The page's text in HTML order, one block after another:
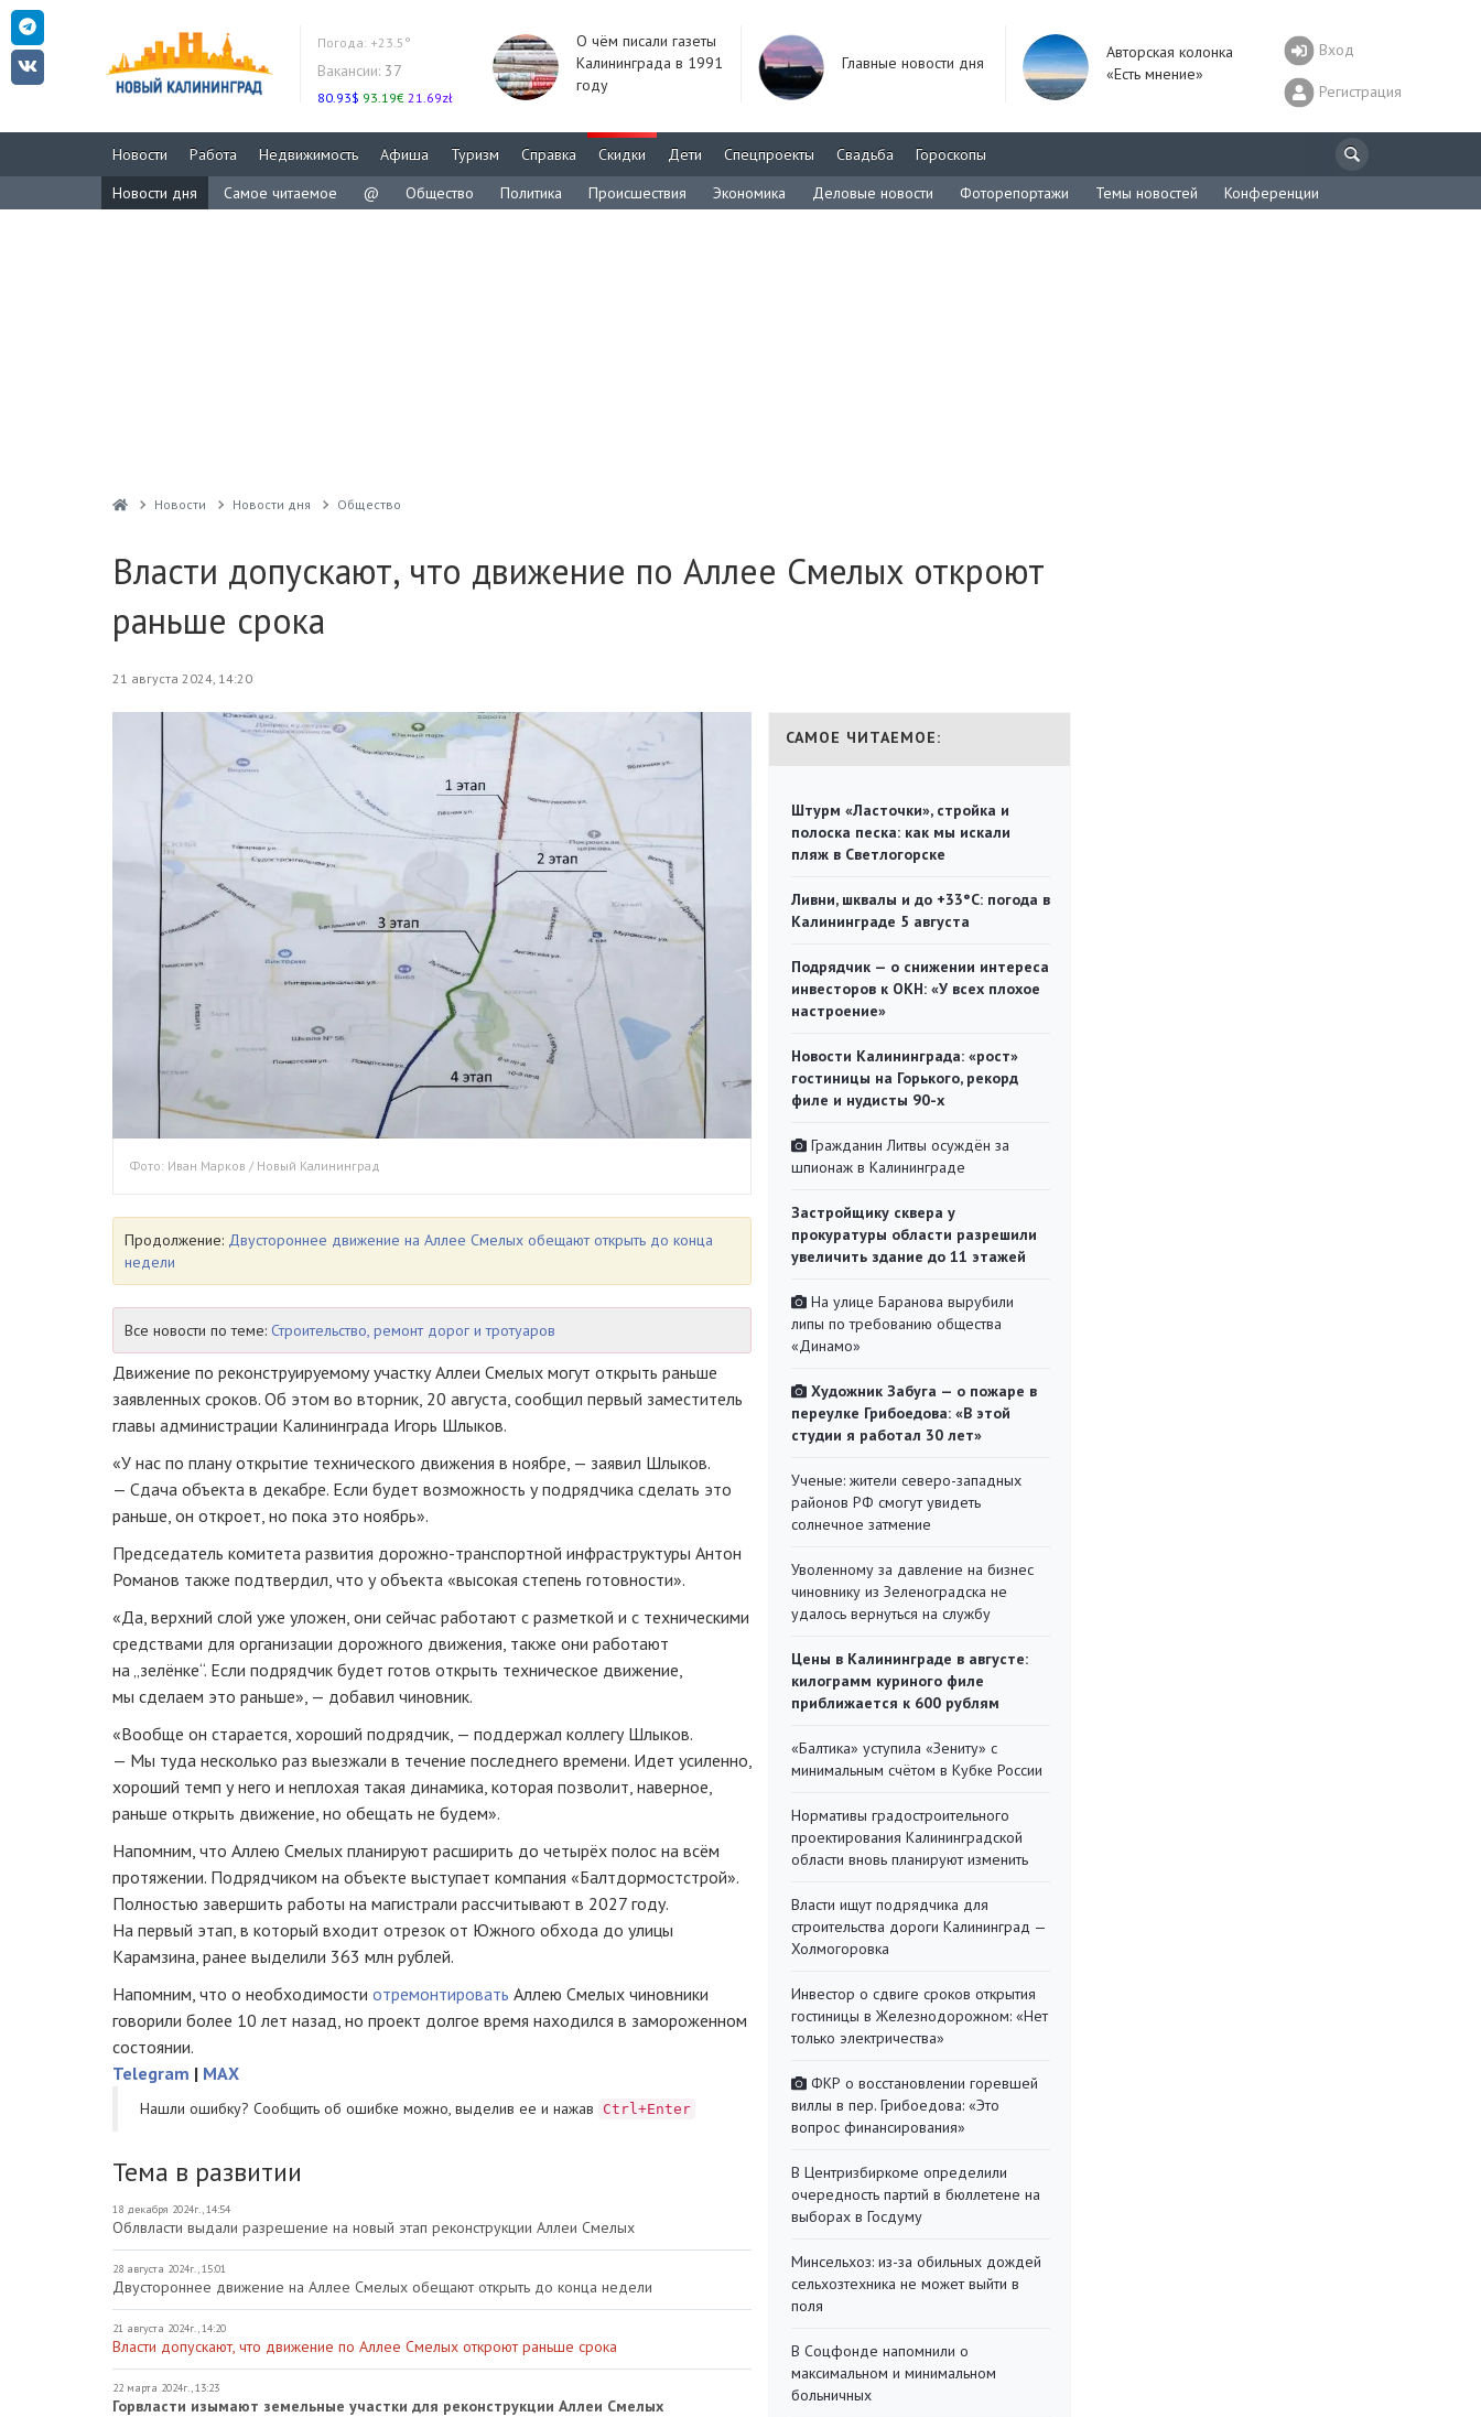
Погода: +23.5°
Вакансии: 37
80.93$ 93.19€ 21.69zł
О чём писали газеты
Калининграда в 1991
году
Главные новости дня
Авторская колонка
«Есть мнение»
Вход
Регистрация
Новости Работа Недвижимость Афиша Туризм Справка Скидки Дети Спецпроекты Свадьба
Гороскопы
Новости дня
Самое читаемое @ Общество Политика Происшествия Экономика Деловые новости Фоторепортажи Темы новостей Конференции
Новости Новости дня Общество
Власти допускают, что движение по Аллее Смелых откроют
раньше срока
21 августа 2024, 14:20
Фото: Иван Марков / Новый Калининград
Продолжение: Двустороннее движение на Аллее Смелых обещают открыть до конца
недели
Все новости по теме: Строительство, ремонт дорог и тротуаров
Движение по реконструируемому участку Аллеи Смелых могут открыть раньше
заявленных сроков. Об этом во вторник, 20 августа, сообщил первый заместитель
главы администрации Калининграда Игорь Шлыков.
«У нас по плану открытие технического движения в ноябре, — заявил Шлыков.
— Сдача объекта в декабре. Если будет возможность у подрядчика сделать это
раньше, он откроет, но пока это ноябрь».
Председатель комитета развития дорожно-транспортной инфраструктуры Антон
Романов также подтвердил, что у объекта «высокая степень готовности».
«Да, верхний слой уже уложен, они сейчас работают с разметкой и с техническими
средствами для организации дорожного движения, также они работают
на „зелёнке“. Если подрядчик будет готов открыть техническое движение,
мы сделаем это раньше», — добавил чиновник.
«Вообще он старается, хороший подрядчик, — поддержал коллегу Шлыков.
— Мы туда несколько раз выезжали в течение последнего времени. Идет усиленно,
хороший темп у него и неплохая такая динамика, которая позволит, наверное,
раньше открыть движение, но обещать не будем».
Напомним, что Аллею Смелых планируют расширить до четырёх полос на всём
протяжении. Подрядчиком на объекте выступает компания «Балтдормостстрой».
Полностью завершить работы на магистрали рассчитывают в 2027 году.
На первый этап, в который входит отрезок от Южного обхода до улицы
Карамзина, ранее выделили 363 млн рублей.
Напомним, что о необходимости отремонтировать Аллею Смелых чиновники
говорили более 10 лет назад, но проект долгое время находился в замороженном
состоянии.
Telegram | MAX
Нашли ошибку? Cообщить об ошибке можно, выделив ее и нажав Ctrl+Enter
Тема в развитии
18 декабря 2024г., 14:54
Облвласти выдали разрешение на новый этап реконструкции Аллеи Смелых
28 августа 2024г., 15:01
Двустороннее движение на Аллее Смелых обещают открыть до конца недели
21 августа 2024г., 14:20
Власти допускают, что движение по Аллее Смелых откроют раньше срока
22 марта 2024г., 13:23
Горвласти изымают земельные участки для реконструкции Аллеи Смелых
САМОЕ ЧИТАЕМОЕ:
Штурм «Ласточки», стройка и
полоска песка: как мы искали
пляж в Светлогорске
Ливни, шквалы и до +33°С: погода в
Калининграде 5 августа
Подрядчик — о снижении интереса
инвесторов к ОКН: «У всех плохое
настроение»
Новости Калининграда: «рост»
гостиницы на Горького, рекорд
филе и нудисты 90-х
Гражданин Литвы осуждён за
шпионаж в Калининграде
Застройщику сквера у
прокуратуры области разрешили
увеличить здание до 11 этажей
На улице Баранова вырубили
липы по требованию общества
«Динамо»
Художник Забуга — о пожаре в
переулке Грибоедова: «В этой
студии я работал 30 лет»
Ученые: жители северо-западных
районов РФ смогут увидеть
солнечное затмение
Уволенному за давление на бизнес
чиновнику из Зеленоградска не
удалось вернуться на службу
Цены в Калининграде в августе:
килограмм куриного филе
приближается к 600 рублям
«Балтика» уступила «Зениту» с
минимальным счётом в Кубке России
Нормативы градостроительного
проектирования Калининградской
области вновь планируют изменить
Власти ищут подрядчика для
строительства дороги Калининград —
Холмогоровка
Инвестор о сдвиге сроков открытия
гостиницы в Железнодорожном: «Нет
только электричества»
ФКР о восстановлении горевшей
виллы в пер. Грибоедова: «Это
вопрос финансирования»
В Центризбиркоме определили
очередность партий в бюллетене на
выборах в Госдуму
Минсельхоз: из-за обильных дождей
сельхозтехника не может выйти в
поля
В Соцфонде напомнили о
максимальном и минимальном
больничных